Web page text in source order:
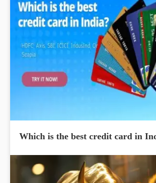
Which is the best credit card in